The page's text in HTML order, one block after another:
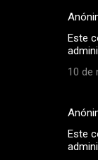
Este
10 de
Este